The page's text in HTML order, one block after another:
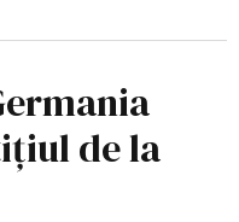
de la